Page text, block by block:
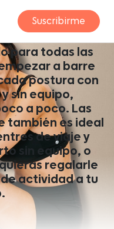
Suscribirme
para todas las
a barre
postura con
sin equipo,
a poco. Las
también es ideal
de viaje y
sin equipo, o
regalarle
de actividad a tu